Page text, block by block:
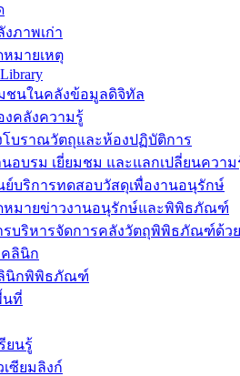
งภาพเก่า
หมายเหตุ
ชนในคลังข้อมูลดิจิทัล
งคลังความรู้
โบราณวัตถุและห้องปฏิบัติการ
นอบรม เยี่ยมชม และแลกเปลี่ยนความ
ย์บริการทดสอบวัสดุเพื่องานอนุรักษ์
หมายข่าวงานอนุรักษ์และพิพิธภัณฑ์
รบริหารจัดการคลังวัตถุพิพิธภัณฑ์ด้วย
คลินิก
นิกพิพิธภัณฑ์
นที่
ยนรู้
เซียมลิงก์